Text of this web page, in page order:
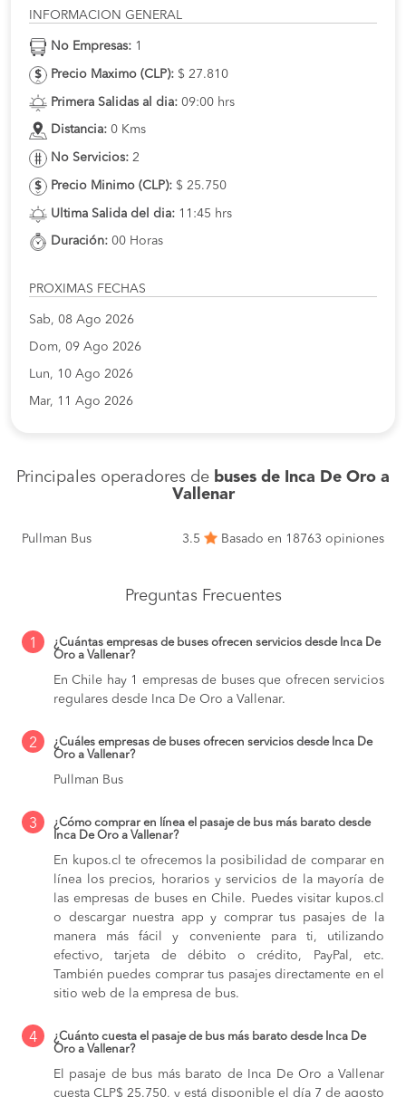
INFORMACION GENERAL
No Empresas: 1
Precio Maximo (CLP): $ 27.810
Primera Salidas al dia: 09:00 hrs
Distancia: 0 Kms
No Servicios: 2
Precio Minimo (CLP): $ 25.750
Ultima Salida del dia: 11:45 hrs
Duración: 00 Horas
PROXIMAS FECHAS
Sab, 08 Ago 2026
Dom, 09 Ago 2026
Lun, 10 Ago 2026
Mar, 11 Ago 2026
Principales operadores de buses de Inca De Oro a
Vallenar
Pullman Bus 3.5 Basado en 18763 opiniones
Preguntas Frecuentes
1
¿Cuántas empresas de buses ofrecen servicios desde Inca De
Oro a Vallenar?
En Chile hay 1 empresas de buses que ofrecen servicios
regulares desde Inca De Oro a Vallenar.
2
¿Cuáles empresas de buses ofrecen servicios desde Inca De
Oro a Vallenar?
Pullman Bus
3
¿Cómo comprar en línea el pasaje de bus más barato desde
Inca De Oro a Vallenar?
En kupos.cl te ofrecemos la posibilidad de comparar en
línea los precios, horarios y servicios de la mayoría de
las empresas de buses en Chile. Puedes visitar kupos.cl
o descargar nuestra app y comprar tus pasajes de la
manera más fácil y conveniente para ti, utilizando
efectivo, tarjeta de débito o crédito, PayPal, etc.
También puedes comprar tus pasajes directamente en el
sitio web de la empresa de bus.
4
¿Cuánto cuesta el pasaje de bus más barato desde Inca De
Oro a Vallenar?
El pasaje de bus más barato de Inca De Oro a Vallenar
cuesta CLP$ 25.750, y está disponible el día 7 de agosto